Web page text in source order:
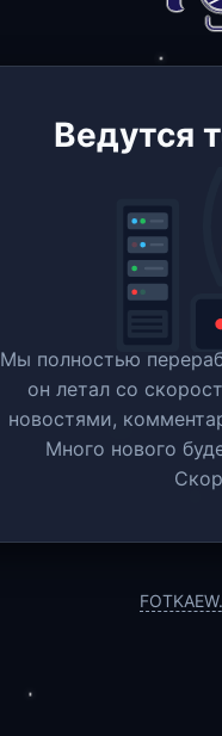
Ведутся
Мы полностью
он летал со
новостями,
Много нового